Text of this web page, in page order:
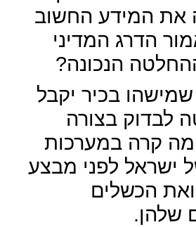
את המידע החשוב
הדרג המדיני
הנכונה?
שמישהו בכיר יקבל
לבדוק בצורה
מה קרה במערכות
ישראל לפני מבצע
הכשלים
שלהן.